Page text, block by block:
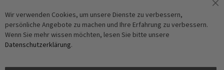
Abonnieren
Anti-Roboter-Verifizierung
Wir verwenden Cookies, um unsere Dienste zu verbessern,
persönliche Angebote zu machen und Ihre Erfahrung zu verbessern.
Wenn Sie mehr wissen möchten, lesen Sie bitte unsere
Datenschutzerklärung.